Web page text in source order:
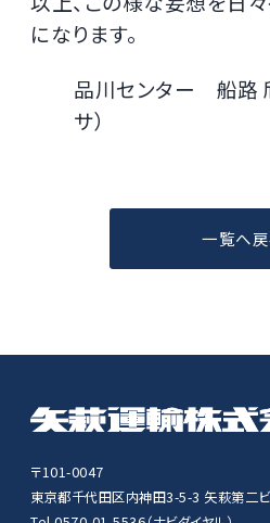
になります。
品川センター 船路
サ）
一覧へ戻
〒101-0047
東京都千代田区内神田3-5-3 矢萩第二